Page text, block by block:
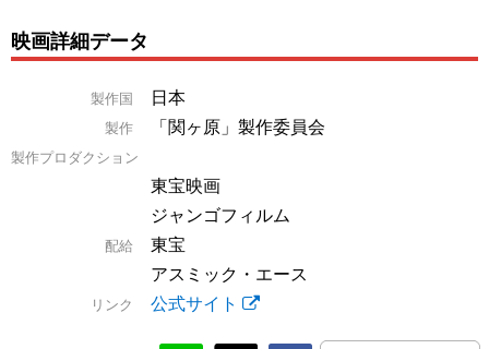
映画詳細データ
製作国 日本
製作 「関ヶ原」製作委員会
製作プロダクション
東宝映画
ジャンゴフィルム
配給
東宝
アスミック・エース
リンク 公式サイト